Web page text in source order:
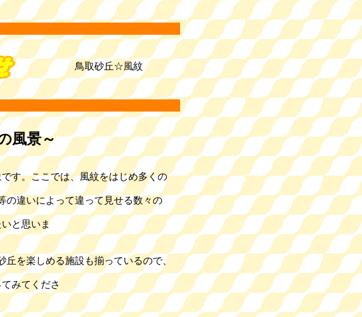
鳥取砂丘☆風紋
風景～
す。ここでは、風紋をはじめ多くの
の違いによって違って見せる数々の
と思いま
を楽しめる施設も揃っているので、
みてくださ